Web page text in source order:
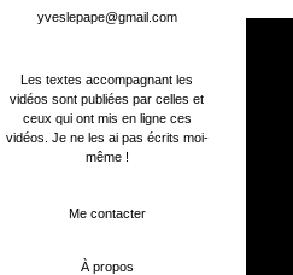
yveslepape@gmail.com
Les textes accompagnant les
vidéos sont publiées par celles et
ceux qui ont mis en ligne ces
vidéos. Je ne les ai pas écrits moi-
même !
Me contacter
À propos